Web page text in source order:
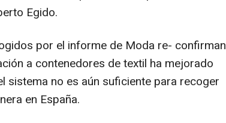
Egido.
por el informe de Moda re- confirman
a contenedores de textil ha mejorado
sistema no es aún suficiente para recoger
en España.